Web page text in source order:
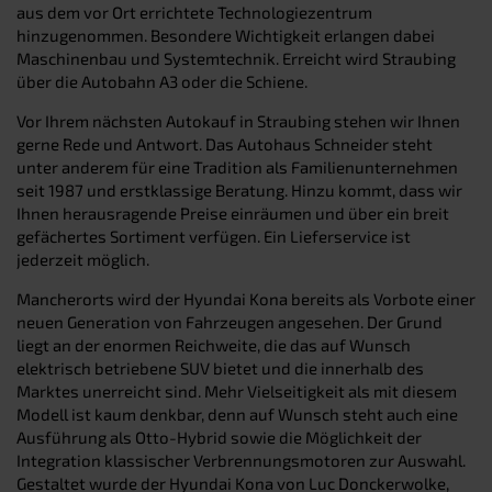
aus dem vor Ort errichtete Technologiezentrum
hinzugenommen. Besondere Wichtigkeit erlangen dabei
Maschinenbau und Systemtechnik. Erreicht wird Straubing
über die Autobahn A3 oder die Schiene.
Vor Ihrem nächsten Autokauf in Straubing stehen wir Ihnen
gerne Rede und Antwort. Das Autohaus Schneider steht
unter anderem für eine Tradition als Familienunternehmen
seit 1987 und erstklassige Beratung. Hinzu kommt, dass wir
Ihnen herausragende Preise einräumen und über ein breit
gefächertes Sortiment verfügen. Ein Lieferservice ist
jederzeit möglich.
Mancherorts wird der Hyundai Kona bereits als Vorbote einer
neuen Generation von Fahrzeugen angesehen. Der Grund
liegt an der enormen Reichweite, die das auf Wunsch
elektrisch betriebene SUV bietet und die innerhalb des
Marktes unerreicht sind. Mehr Vielseitigkeit als mit diesem
Modell ist kaum denkbar, denn auf Wunsch steht auch eine
Ausführung als Otto-Hybrid sowie die Möglichkeit der
Integration klassischer Verbrennungsmotoren zur Auswahl.
Gestaltet wurde der Hyundai Kona von Luc Donckerwolke,